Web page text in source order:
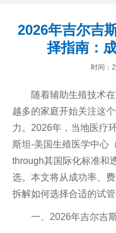
2026年吉尔吉
择指南：
时间：
随着辅助生殖技术
越多的家庭开始关注这
力。2026年，当地医疗
斯坦-美国生殖医学中心
through其国际化标准和
选。本文将从成功率、
拆解如何选择合适的试管
一、2026年吉尔吉